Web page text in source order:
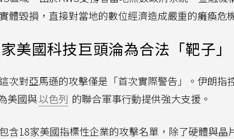
體毀損，直接對當地的數位經濟造成嚴重的癱瘓危
美國科技巨頭淪為合法「靶子」
次對亞馬遜的攻擊僅是「首次實際警告」。伊朗指
美國與以色列 的聯合軍事行動提供強大支援。
含18家美國指標性企業的攻擊名單，除了硬體與晶